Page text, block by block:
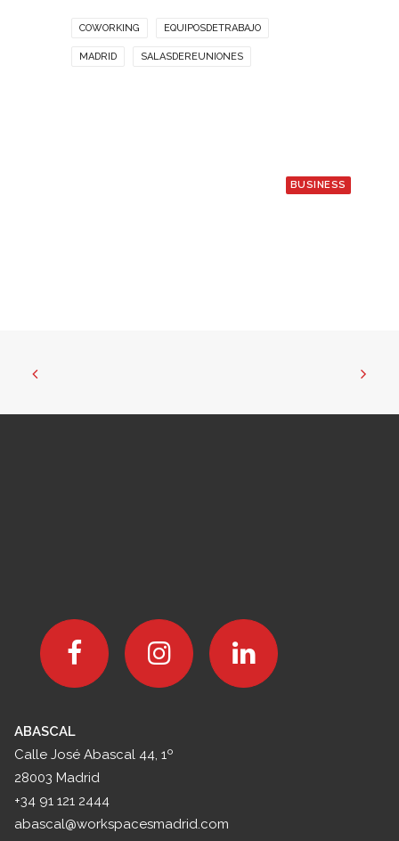
COWORKING EQUIPOSDETRABAJO
MADRID SALASDEREUNIONES
BUSINESS
ABASCAL
Calle José Abascal 44, 1º
28003 Madrid
+34 91 121 2444
abascal@workspacesmadrid.com